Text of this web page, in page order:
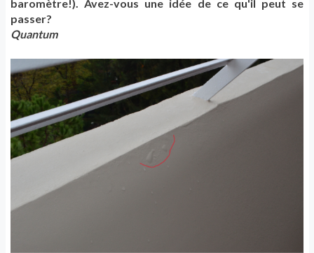
baromètre!). Avez-vous une idée de ce qu'il peut se
passer?
Quantum